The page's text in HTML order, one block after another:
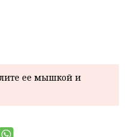
ее мышкой и